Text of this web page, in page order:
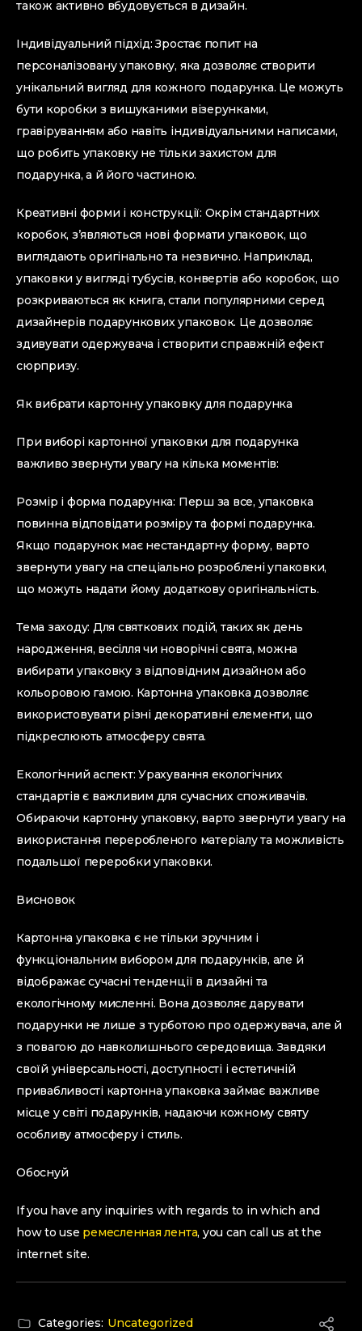
також активно вбудовується в дизайн.
Індивідуальний підхід: Зростає попит на
персоналізовану упаковку, яка дозволяє створити
унікальний вигляд для кожного подарунка. Це можуть
бути коробки з вишуканими візерунками,
гравіруванням або навіть індивідуальними написами,
що робить упаковку не тільки захистом для
подарунка, а й його частиною.
Креативні форми і конструкції: Окрім стандартних
коробок, з’являються нові формати упаковок, що
виглядають оригінально та незвично. Наприклад,
упаковки у вигляді тубусів, конвертів або коробок, що
розкриваються як книга, стали популярними серед
дизайнерів подарункових упаковок. Це дозволяє
здивувати одержувача і створити справжній ефект
сюрпризу.
Як вибрати картонну упаковку для подарунка
При виборі картонної упаковки для подарунка
важливо звернути увагу на кілька моментів:
Розмір і форма подарунка: Перш за все, упаковка
повинна відповідати розміру та формі подарунка.
Якщо подарунок має нестандартну форму, варто
звернути увагу на спеціально розроблені упаковки,
що можуть надати йому додаткову оригінальність.
Тема заходу: Для святкових подій, таких як день
народження, весілля чи новорічні свята, можна
вибирати упаковку з відповідним дизайном або
кольоровою гамою. Картонна упаковка дозволяє
використовувати різні декоративні елементи, що
підкреслюють атмосферу свята.
Екологічний аспект: Урахування екологічних
стандартів є важливим для сучасних споживачів.
Обираючи картонну упаковку, варто звернути увагу на
використання переробленого матеріалу та можливість
подальшої переробки упаковки.
Висновок
Картонна упаковка є не тільки зручним і
функціональним вибором для подарунків, але й
відображає сучасні тенденції в дизайні та
екологічному мисленні. Вона дозволяє дарувати
подарунки не лише з турботою про одержувача, але й
з повагою до навколишнього середовища. Завдяки
своїй універсальності, доступності і естетичній
привабливості картонна упаковка займає важливе
місце у світі подарунків, надаючи кожному святу
особливу атмосферу і стиль.
Обоснуй
If you have any inquiries with regards to in which and
how to use ремесленная лента, you can call us at the
internet site.
Categories: Uncategorized